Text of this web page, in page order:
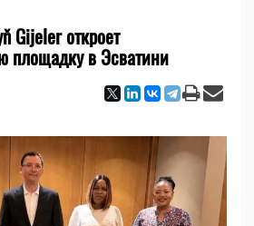
Gijeler откроет
площадку в Эсватини